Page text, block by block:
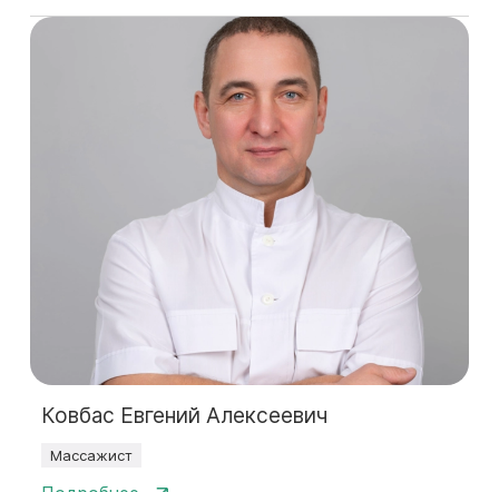
Ковбас Евгений Алексеевич
Массажист